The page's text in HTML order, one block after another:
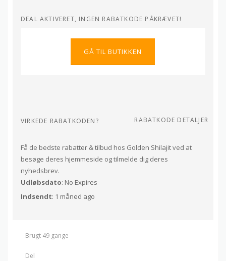
DEAL AKTIVERET, INGEN RABATKODE PÅKRÆVET!
GÅ TIL BUTIKKEN
VIRKEDE RABATKODEN? RABATKODE DETALJER
Få de bedste rabatter & tilbud hos Golden Shilajit ved at
besøge deres hjemmeside og tilmelde dig deres
nyhedsbrev.
Udløbsdato: No Expires
Indsendt: 1 måned ago
Brugt 49 gange
Del